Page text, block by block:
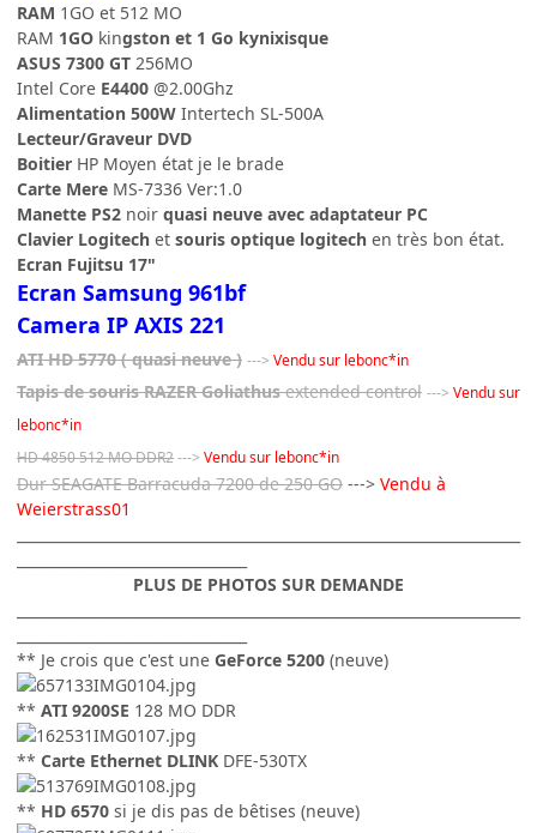
RAM 1GO et 512 MO
RAM 1GO kingston et 1 Go kynixisque
ASUS 7300 GT 256MO
Intel Core E4400 @2.00Ghz
Alimentation 500W Intertech SL-500A
Lecteur/Graveur DVD
Boitier HP Moyen état je le brade
Carte Mere MS-7336 Ver:1.0
Manette PS2 noir quasi neuve avec adaptateur PC
Clavier Logitech et souris optique logitech en très bon état.
Ecran Fujitsu 17"
Ecran Samsung 961bf
Camera IP AXIS 221
ATI HD 5770 ( quasi neuve ) ---> Vendu sur lebonc*in
Tapis de souris RAZER Goliathusextended control ---> Vendu sur
lebonc*in
HD 4850 512 MO DDR2---> Vendu sur lebonc*in
Dur SEAGATE Barracuda 7200 de 250 GO ---> Vendu à
Weierstrass01
PLUS DE PHOTOS SUR DEMANDE
** Je crois que c'est une GeForce 5200 (neuve)
** ATI 9200SE 128 MO DDR
** Carte Ethernet DLINK DFE-530TX
** HD 6570 si je dis pas de bêtises (neuve)